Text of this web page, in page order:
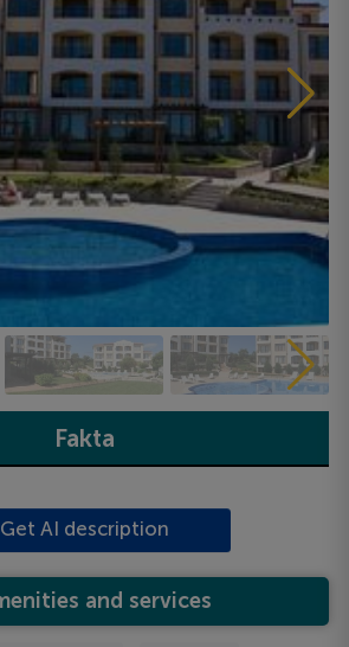
Fakta
Get AI description
and services